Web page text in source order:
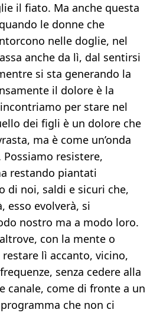
il fiato. Ma anche questa
le donne che
nelle doglie, nel
anche da lì, dal sentirsi
si sta generando la
il dolore è la
per stare nel
dei figli è un dolore che
ma è come un’onda
resistere,
restando piantati
di noi, saldi e sicuri che,
esso evolverà, si
nostro ma a modo loro.
con la mente o
lì accanto, vicino,
senza cedere alla
canale, come di fronte a un
che non ci